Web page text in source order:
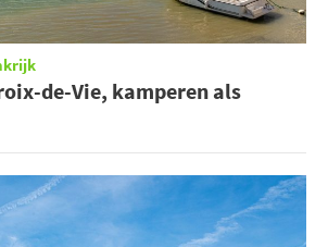
de-Vie, kamperen als